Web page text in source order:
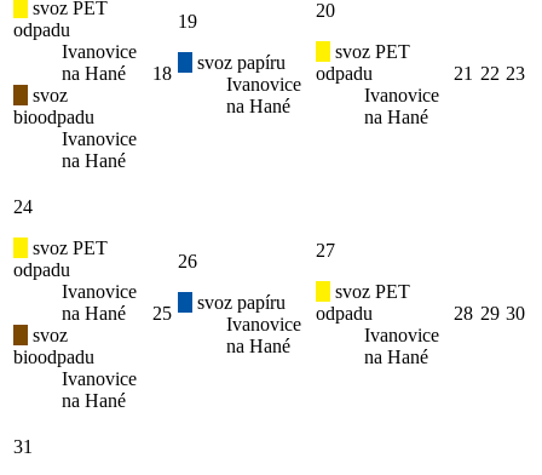
svoz PET
odpadu
Ivanovice
na Hané
svoz
bioodpadu
Ivanovice
na Hané
18
19
svoz papíru
Ivanovice
na Hané
20
svoz PET
odpadu
Ivanovice
na Hané
21 22 23
24
svoz PET
odpadu
Ivanovice
na Hané
svoz
bioodpadu
Ivanovice
na Hané
25
26
svoz papíru
Ivanovice
na Hané
27
svoz PET
odpadu
Ivanovice
na Hané
28 29 30
31